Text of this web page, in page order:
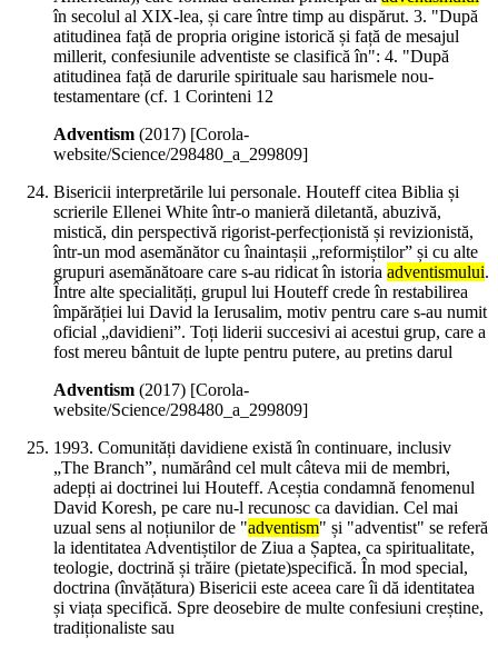
în secolul al XIX-lea, și care între timp au dispărut. 3. "După
atitudinea față de propria origine istorică și față de mesajul
millerit, confesiunile adventiste se clasifică în": 4. "După
atitudinea față de darurile spirituale sau harismele nou-
testamentare (cf. 1 Corinteni 12
Adventism (2017) [Corola-
website/Science/298480_a_299809]
Bisericii interpretările lui personale. Houteff citea Biblia și
scrierile Ellenei White într-o manieră diletantă, abuzivă,
mistică, din perspectivă rigorist-perfecționistă și revizionistă,
într-un mod asemănător cu înaintașii „reformiștilor” și cu alte
grupuri asemănătoare care s-au ridicat în istoria adventismului.
Între alte specialități, grupul lui Houteff crede în restabilirea
împărăției lui David la Ierusalim, motiv pentru care s-au numit
oficial „davidieni”. Toți liderii succesivi ai acestui grup, care a
fost mereu bântuit de lupte pentru putere, au pretins darul
Adventism (2017) [Corola-
website/Science/298480_a_299809]
1993. Comunități davidiene există în continuare, inclusiv
„The Branch”, numărând cel mult câteva mii de membri,
adepți ai doctrinei lui Houteff. Aceștia condamnă fenomenul
David Koresh, pe care nu-l recunosc ca davidian. Cel mai
uzual sens al noțiunilor de "adventism" și "adventist" se referă
la identitatea Adventiștilor de Ziua a Șaptea, ca spiritualitate,
teologie, doctrină și trăire (pietate)specifică. În mod special,
doctrina (învățătura) Bisericii este aceea care îi dă identitatea
și viața specifică. Spre deosebire de multe confesiuni creștine,
tradiționaliste sau